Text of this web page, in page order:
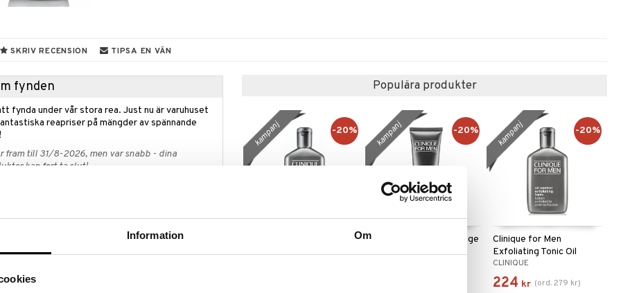
Information Om
SKRIV RECENSION TIPSA EN VÄN
fynden
fynda under vår stora rea. Just nu är varuhuset
reapriser på mängder av spännande
fram till 31/8-2026, men var snabb - dina
kan fort ta slut!
expertis med effektiva produkter för alla
och parfymfria formulas erbjuder Clinique
Populära produkter
Exfoliating Tonic
kampanj -20%
Clinique for Men Anti Age
Moisturizer
kampanj -20%
Clinique for Men
Exfoliating Tonic Oil
Control
CLINIQUE
224 kr (ord.279 kr)
kampanj -20%